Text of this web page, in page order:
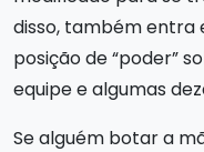
disso, também entra
posição de “poder”
equipe e algumas
Se alguém botar a